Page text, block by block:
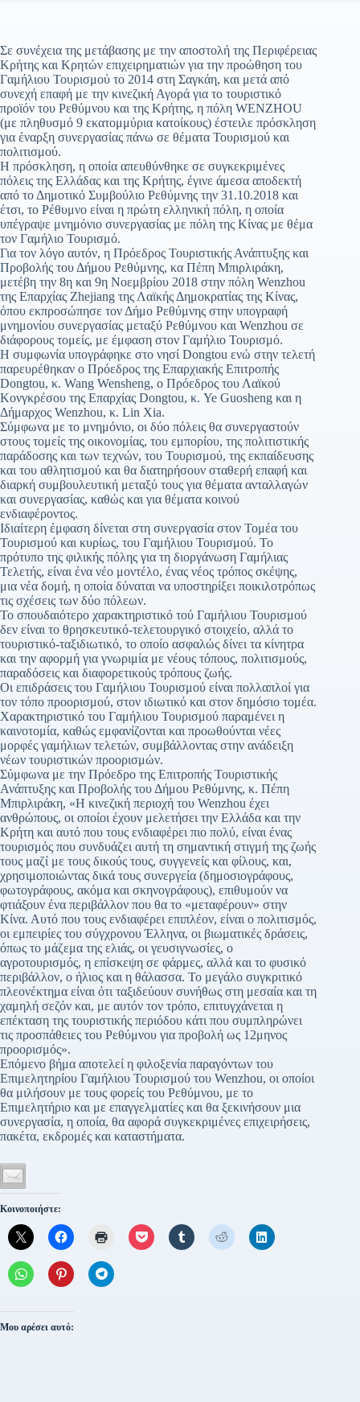
Σε συνέχεια της μετάβασης με την αποστολή της Περιφέρειας
Κρήτης και Κρητών επιχειρηματιών για την προώθηση του
Γαμήλιου Τουρισμού το 2014 στη Σαγκάη, και μετά από
συνεχή επαφή με την κινεζική Αγορά για το τουριστικό
προϊόν του Ρεθύμνου και της Κρήτης, η πόλη WENZHOU
(με πληθυσμό 9 εκατομμύρια κατοίκους) έστειλε πρόσκληση
για έναρξη συνεργασίας πάνω σε θέματα Τουρισμού και
πολιτισμού.
Η πρόσκληση, η οποία απευθύνθηκε σε συγκεκριμένες
πόλεις της Ελλάδας και της Κρήτης, έγινε άμεσα αποδεκτή
από το Δημοτικό Συμβούλιο Ρεθύμνης την 31.10.2018 και
έτσι, το Ρέθυμνο είναι η πρώτη ελληνική πόλη, η οποία
υπέγραψε μνημόνιο συνεργασίας με πόλη της Κίνας με θέμα
τον Γαμήλιο Τουρισμό.
Για τον λόγο αυτόν, η Πρόεδρος Τουριστικής Ανάπτυξης και
Προβολής του Δήμου Ρεθύμνης, κα Πέπη Μπιρλιράκη,
μετέβη την 8η και 9η Νοεμβρίου 2018 στην πόλη Wenzhou
της Επαρχίας Zhejiang της Λαϊκής Δημοκρατίας της Κίνας,
όπου εκπροσώπησε τον Δήμο Ρεθύμνης στην υπογραφή
μνημονίου συνεργασίας μεταξύ Ρεθύμνου και Wenzhou σε
διάφορους τομείς, με έμφαση στον Γαμήλιο Τουρισμό.
Η συμφωνία υπογράφηκε στο νησί Dongtou ενώ στην τελετή
παρευρέθηκαν ο Πρόεδρος της Επαρχιακής Επιτροπής
Dongtou, κ. Wang Wensheng, ο Πρόεδρος του Λαϊκού
Κονγκρέσου της Επαρχίας Dongtou, κ. Ye Guosheng και η
Δήμαρχος Wenzhou, κ. Lin Xia.
Σύμφωνα με το μνημόνιο, οι δύο πόλεις θα συνεργαστούν
στους τομείς της οικονομίας, του εμπορίου, της πολιτιστικής
παράδοσης και των τεχνών, του Τουρισμού, της εκπαίδευσης
και του αθλητισμού και θα διατηρήσουν σταθερή επαφή και
διαρκή συμβουλευτική μεταξύ τους για θέματα ανταλλαγών
και συνεργασίας, καθώς και για θέματα κοινού
ενδιαφέροντος.
Ιδιαίτερη έμφαση δίνεται στη συνεργασία στον Τομέα του
Τουρισμού και κυρίως, του Γαμήλιου Τουρισμού. Το
πρότυπο της φιλικής πόλης για τη διοργάνωση Γαμήλιας
Τελετής, είναι ένα νέο μοντέλο, ένας νέος τρόπος σκέψης,
μια νέα δομή, η οποία δύναται να υποστηρίξει ποικιλοτρόπως
τις σχέσεις των δύο πόλεων.
Το σπουδαιότερο χαρακτηριστικό τού Γαμήλιου Τουρισμού
δεν είναι το θρησκευτικό-τελετουργικό στοιχείο, αλλά το
τουριστικό-ταξιδιωτικό, το οποίο ασφαλώς δίνει τα κίνητρα
και την αφορμή για γνωριμία με νέους τόπους, πολιτισμούς,
παραδόσεις και διαφορετικούς τρόπους ζωής.
Οι επιδράσεις του Γαμήλιου Τουρισμού είναι πολλαπλοί για
τον τόπο προορισμού, στον ιδιωτικό και στον δημόσιο τομέα.
Χαρακτηριστικό του Γαμήλιου Τουρισμού παραμένει η
καινοτομία, καθώς εμφανίζονται και προωθούνται νέες
μορφές γαμήλιων τελετών, συμβάλλοντας στην ανάδειξη
νέων τουριστικών προορισμών.
Σύμφωνα με την Πρόεδρο της Επιτροπής Τουριστικής
Ανάπτυξης και Προβολής του Δήμου Ρεθύμνης, κ. Πέπη
Μπιρλιράκη, «Η κινεζική περιοχή του Wenzhou έχει
ανθρώπους, οι οποίοι έχουν μελετήσει την Ελλάδα και την
Κρήτη και αυτό που τους ενδιαφέρει πιο πολύ, είναι ένας
τουρισμός που συνδυάζει αυτή τη σημαντική στιγμή της ζωής
τους μαζί με τους δικούς τους, συγγενείς και φίλους, και,
χρησιμοποιώντας δικά τους συνεργεία (δημοσιογράφους,
φωτογράφους, ακόμα και σκηνογράφους), επιθυμούν να
φτιάξουν ένα περιβάλλον που θα το «μεταφέρουν» στην
Κίνα. Αυτό που τους ενδιαφέρει επιπλέον, είναι ο πολιτισμός,
οι εμπειρίες του σύγχρονου Έλληνα, οι βιωματικές δράσεις,
όπως το μάζεμα της ελιάς, οι γευσιγνωσίες, ο
αγροτουρισμός, η επίσκεψη σε φάρμες, αλλά και το φυσικό
περιβάλλον, ο ήλιος και η θάλασσα. Το μεγάλο συγκριτικό
πλεονέκτημα είναι ότι ταξιδεύουν συνήθως στη μεσαία και τη
χαμηλή σεζόν και, με αυτόν τον τρόπο, επιτυγχάνεται η
επέκταση της τουριστικής περιόδου κάτι που συμπληρώνει
τις προσπάθειες του Ρεθύμνου για προβολή ως 12μηνος
προορισμός».
Επόμενο βήμα αποτελεί η φιλοξενία παραγόντων του
Επιμελητηρίου Γαμήλιου Τουρισμού του Wenzhou, οι οποίοι
θα μιλήσουν με τους φορείς του Ρεθύμνου, με το
Επιμελητήριο και με επαγγελματίες και θα ξεκινήσουν μια
συνεργασία, η οποία, θα αφορά συγκεκριμένες επιχειρήσεις,
πακέτα, εκδρομές και καταστήματα.
Κοινοποιήστε:
Μου αρέσει αυτό: